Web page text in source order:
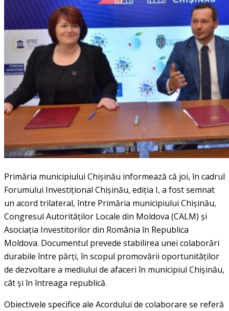
Primăria municipiului Chișinău informează că joi, în cadrul
Forumului Investițional Chișinău, ediția I, a fost semnat
un acord trilateral, între Primăria municipiului Chișinău,
Congresul Autorităților Locale din Moldova (CALM) și
Asociația Investitorilor din România în Republica
Moldova. Documentul prevede stabilirea unei colaborări
durabile între părți, în scopul promovării oportunităților
de dezvoltare a mediului de afaceri în municipiul Chișinău,
cât și în întreaga republică.
Obiectivele specifice ale Acordului de colaborare se referă